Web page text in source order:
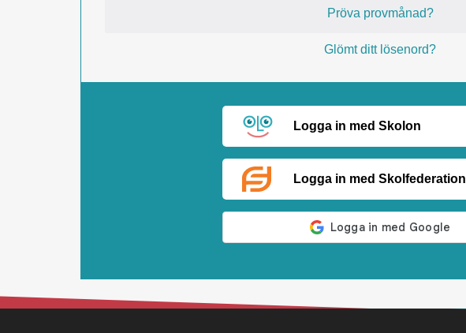
Pröva provmånad?
Glömt ditt lösenord?
Logga in med Skolon
Logga in med Skolfederation